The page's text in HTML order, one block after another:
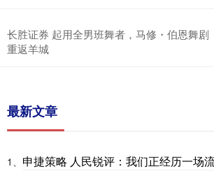
长胜证券 起用全男班舞者，马修・伯恩舞剧
重返羊城
最新文章
1、 申捷策略 人民锐评：我们正经历一场